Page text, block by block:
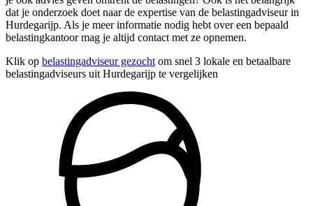
dat je onderzoek doet naar de expertise van de belastingadviseur in
Hurdegarijp. Als je meer informatie nodig hebt over een bepaald
belastingkantoor mag je altijd contact met ze opnemen.
Klik op belastingadviseur gezocht om snel 3 lokale en betaalbare
belastingadviseurs uit Hurdegarijp te vergelijken